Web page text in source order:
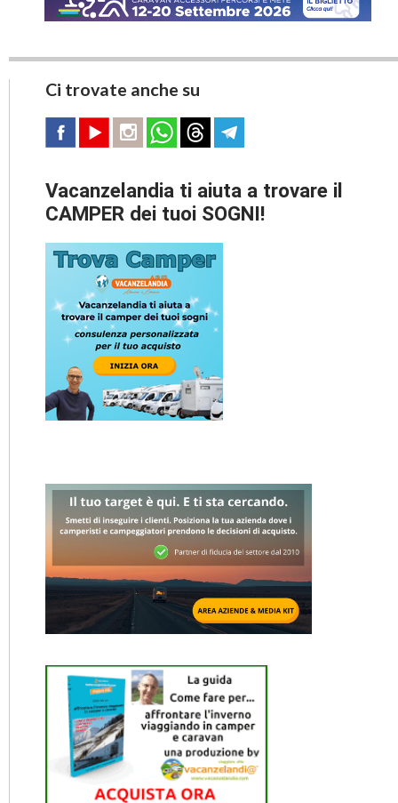
Ci trovate anche su
Vacanzelandia ti aiuta a trovare il
CAMPER dei tuoi SOGNI!